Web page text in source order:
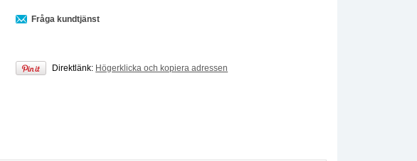
Fråga kundtjänst
Direktlänk: Högerklicka och kopiera adressen